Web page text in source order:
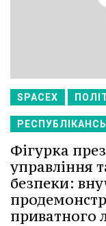
SPACEX
Фігурка
управління
безпеки:
приватного